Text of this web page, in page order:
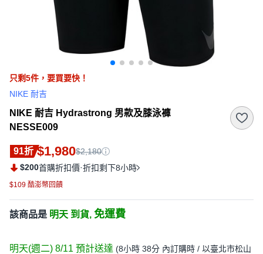
只剩5件， 要買要快！
NIKE 耐吉
NIKE 耐吉 Hydrastrong 男款及膝泳褲
NESSE009
91折 $1,980$2,180
$200首購折扣價·折扣剩下8小時
$109 酷澎幣回饋
該商品是 明天 到貨, 免運費
明天(週二) 8/11 預計送達 (8小時 38分 內訂購時 / 以臺北市松山